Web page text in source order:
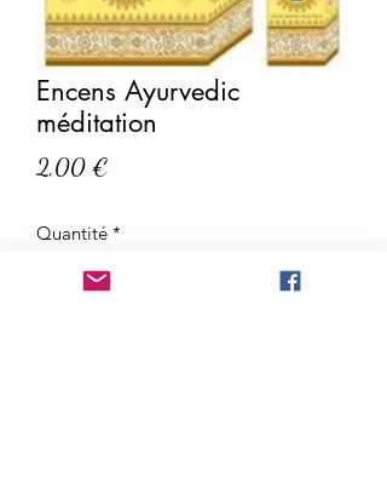
Encens Ayurvedic
méditation
2,00 €
Quantité *